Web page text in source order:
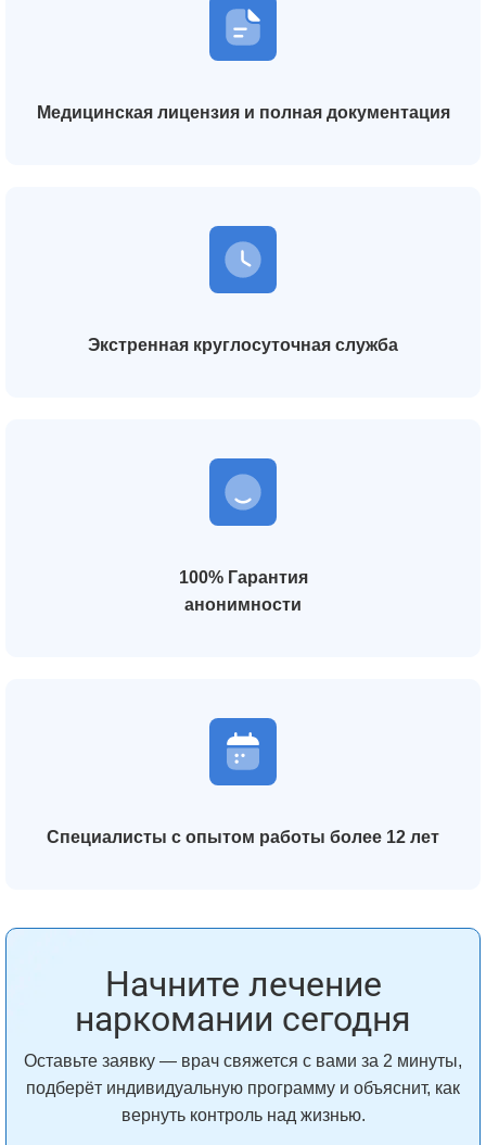
Медицинская лицензия и полная документация
Экстренная круглосуточная служба
100% Гарантия
анонимности
Специалисты с опытом работы более 12 лет
Начните лечение
наркомании сегодня
Оставьте заявку — врач свяжется с вами за 2 минуты,
подберёт индивидуальную программу и объяснит, как
вернуть контроль над жизнью.